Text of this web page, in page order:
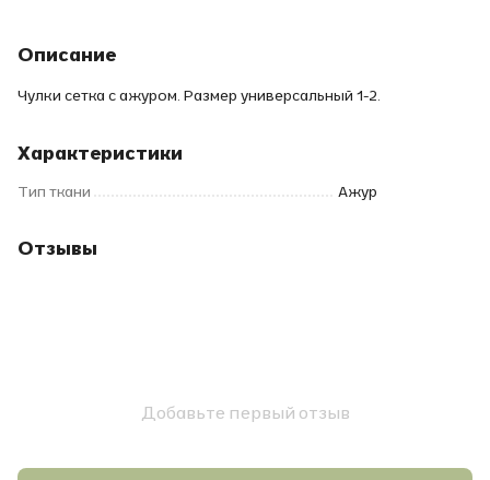
Описание
Чулки сетка с ажуром. Размер универсальный 1-2.
Характеристики
Тип ткани Ажур
Отзывы
Добавьте первый отзыв